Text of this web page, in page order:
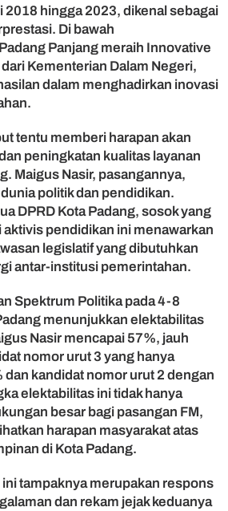
2018 hingga 2023, dikenal sebagai
Di bawah
Panjang meraih Innovative
Kementerian Dalam Negeri,
dalam menghadirkan inovasi
tentu memberi harapan akan
peningkatan kualitas layanan
Maigus Nasir, pasangannya,
politik dan pendidikan.
DPRD Kota Padang, sosok yang
aktivis pendidikan ini menawarkan
legislatif yang dibutuhkan
antar-institusi pemerintahan.
Spektrum Politika pada 4-8
menunjukkan elektabilitas
Nasir mencapai 57%, jauh
nomor urut 3 yang hanya
kandidat nomor urut 2 dengan
elektabilitas ini tidak hanya
besar bagi pasangan FM,
harapan masyarakat atas
di Kota Padang.
tampaknya merupakan respons
dan rekam jejak keduanya